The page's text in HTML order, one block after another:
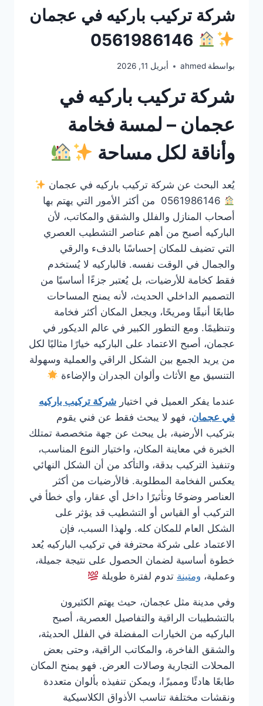
شركة تركيب باركيه في عجمان
بواسطة ahmed أبريل 11, 2026
شركة تركيب باركيه في
عجمان – لمسة فخامة
وأناقة لكل مساحة
يُعد البحث عن شركة تركيب باركيه في عجمان
0561986146 من أكثر الأمور التي يهتم بها
أصحاب المنازل والفلل والشقق والمكاتب، لأن
الباركيه أصبح من أهم عناصر التشطيب العصري
التي تضيف للمكان إحساسًا بالدفء والرقي
والجمال في الوقت نفسه. فالباركيه لا يُستخدم
فقط كخامة للأرضيات، بل يُعتبر جزءًا أساسيًا من
التصميم الداخلي الحديث، لأنه يمنح المساحات
طابعًا أنيقًا ومريحًا، ويجعل المكان أكثر فخامة
وتنظيمًا. ومع التطور الكبير في عالم الديكور في
عجمان، أصبح الاعتماد على الباركيه خيارًا مثاليًا لكل
من يريد الجمع بين الشكل الراقي والعملية وسهولة
التنسيق مع الأثاث وألوان الجدران والإضاءة
عندما يفكر العميل في اختيار شركة تركيب باركيه
في عجمان، فهو لا يبحث فقط عن فني يقوم
بتركيب الأرضية، بل يبحث عن جهة متخصصة تمتلك
الخبرة في معاينة المكان، واختيار النوع المناسب،
وتنفيذ التركيب بدقة، والتأكد من أن الشكل النهائي
يعكس الفخامة المطلوبة. فالأرضيات من أكثر
العناصر وضوحًا وتأثيرًا داخل أي عقار، وأي خطأ في
التركيب أو القياس أو التشطيب قد يؤثر على
الشكل العام للمكان كله. ولهذا السبب، فإن
الاعتماد على شركة محترفة في تركيب الباركيه يُعد
خطوة أساسية لضمان الحصول على نتيجة جميلة،
وعملية، ومتينة تدوم لفترة طويلة
وفي مدينة مثل عجمان، حيث يهتم الكثيرون
بالتشطيبات الراقية والتفاصيل العصرية، أصبح
الباركيه من الخيارات المفضلة في الفلل الحديثة،
والشقق الفاخرة، والمكاتب الراقية، وحتى بعض
المحلات التجارية وصالات العرض. فهو يمنح المكان
طابعًا هادئًا ومميزًا، ويمكن تنفيذه بألوان متعددة
ونقشات مختلفة تناسب الأذواق الكلاسيكية